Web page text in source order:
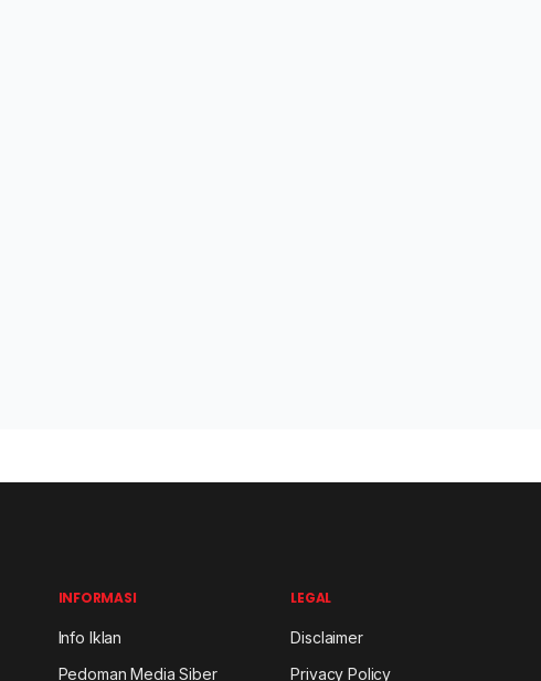
INFORMASI
Info Iklan
Pedoman Media Siber
LEGAL
Disclaimer
Privacy Policy